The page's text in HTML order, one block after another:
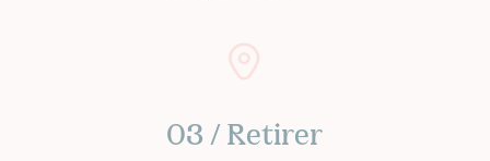
03 / Retirer